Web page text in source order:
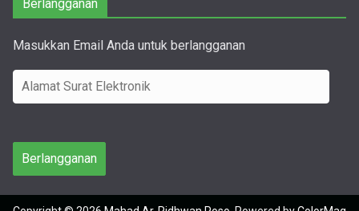
Berlangganan
Masukkan Email Anda untuk berlangganan
l
m
t
Berlangganan